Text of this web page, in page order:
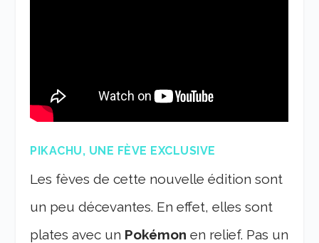
PIKACHU, UNE FÈVE EXCLUSIVE
Les fèves de cette nouvelle édition sont
un peu décevantes. En effet, elles sont
plates avec un Pokémon en relief. Pas un